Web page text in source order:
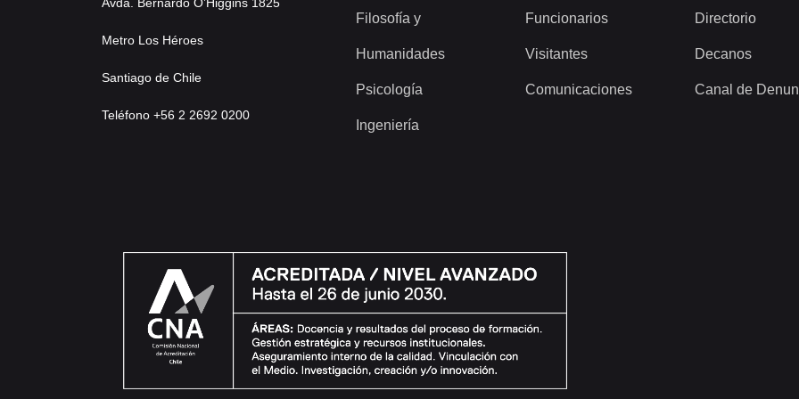
Avda. Bernardo O’Higgins 1825
Metro Los Héroes
Santiago de Chile
Teléfono +56 2 2692 0200
Filosofía y
Humanidades
Psicología
Ingeniería
Funcionarios
Visitantes
Comunicaciones
Directorio
Decanos
Canal de